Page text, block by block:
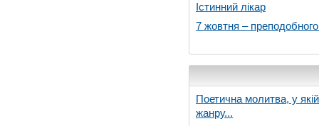
Істинний лікар
7 жовтня –
Поетична молитва, у
жанру...